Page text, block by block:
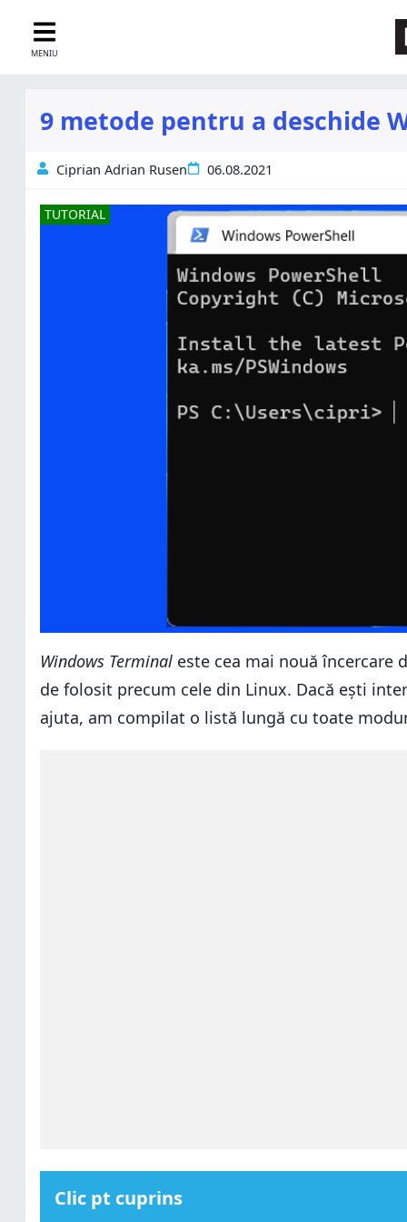
MENIU
9 metode pentru a deschide
Ciprian Adrian Rusen 06.08.2021
TUTORIAL
Windows Terminal este cea mai nouă încercare
de folosit precum cele din Linux. Dacă ești
ajuta, am compilat o listă lungă cu toate
Clic pt cuprins